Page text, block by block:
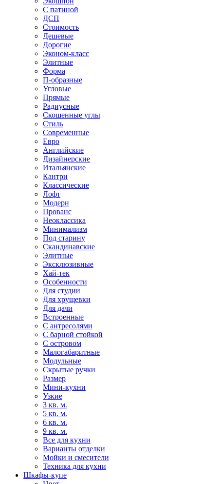
С патиной
ДСП
Стоимость
Дешевые
Дорогие
Эконом-класс
Элитные
Форма
П-образные
Угловые
Прямые
Радиусные
Скошенные углы
Стиль
Современные
Евро
Английские
Дизайнерские
Итальянские
Кантри
Классические
Лофт
Модерн
Прованс
Неоклассика
Минимализм
Под старину
Скандинавские
Элитные
Эксклюзивные
Хай-тек
Особенности
Для студии
Для хрущевки
Для дачи
Встроенные
С антресолями
С барной стойкой
С островом
Малогабаритные
Модульные
Скрытые ручки
Размер
Мини-кухни
Узкие
3 кв. м.
5 кв. м.
6 кв. м.
9 кв. м.
Все для кухни
Варианты отделки
Мойки и смесители
Техника для кухни
Шкафы-купе